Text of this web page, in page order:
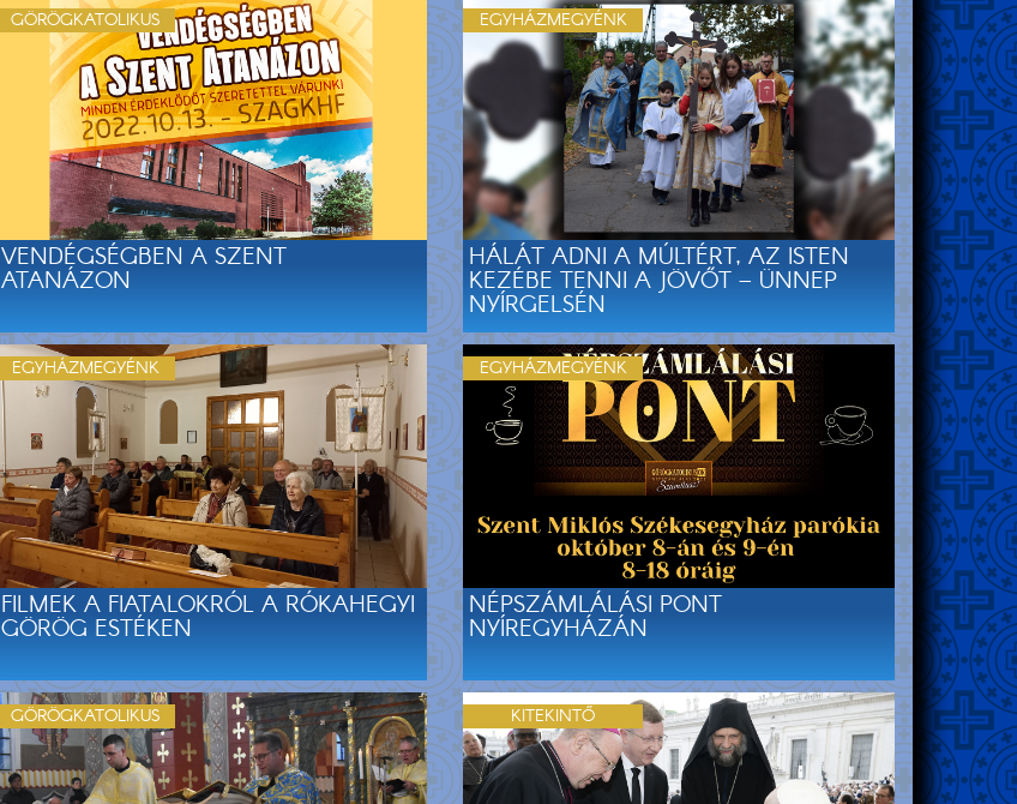
VENDÉGSÉGBEN A SZENT
ATANÁZON
GÖRÖGKATOLIKUS
HÁLÁT ADNI A MÚLTÉRT, AZ ISTEN
KEZÉBE TENNI A JÖVŐT – ÜNNEP
NYÍRGELSÉN
EGYHÁZMEGYÉNK
FILMEK A FIATALOKRÓL A RÓKAHEGYI
GÖRÖG ESTÉKEN
EGYHÁZMEGYÉNK
NÉPSZÁMLÁLÁSI PONT
NYÍREGYHÁZÁN
EGYHÁZMEGYÉNK
GÖRÖGKATOLIKUS KITEKINTŐ